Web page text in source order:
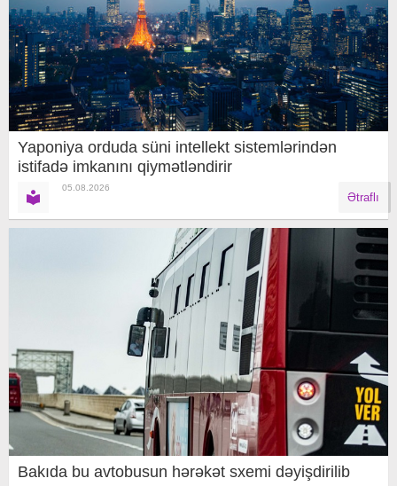
Yaponiya orduda süni intellekt sistemlərindən
istifadə imkanını qiymətləndirir
05.08.2026
Ətraflı
Bakıda bu avtobusun hərəkət sxemi dəyişdirilib